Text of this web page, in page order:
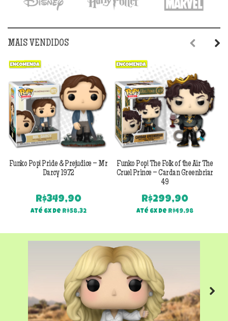
MAIS VENDIDOS
Funko Pop! Pride & Prejudice – Mr
Darcy 1972
R$349,90
Até 6x de R$58,32
Funko Pop! The Folk of the Air The
Cruel Prince – Cardan Greenbriar
49
R$299,90
Até 6x de R$49,98
Next